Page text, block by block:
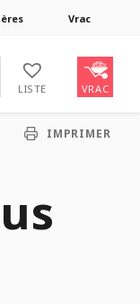
Vrac
LISTE VRAC
IMPRIMER